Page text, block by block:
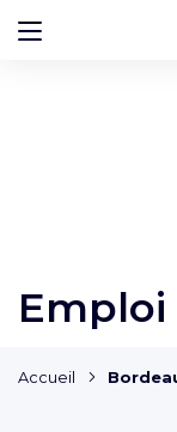
Emploi
Accueil